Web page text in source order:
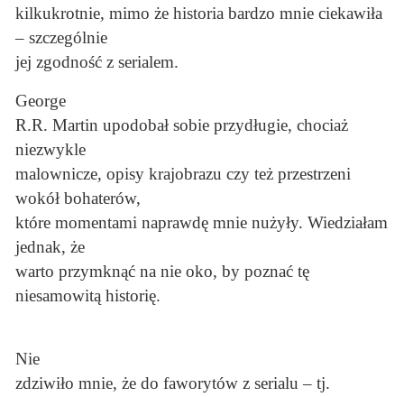
kilkukrotnie, mimo że historia bardzo mnie ciekawiła
– szczególnie
jej zgodność z serialem.
George
R.R. Martin upodobał sobie przydługie, chociaż
niezwykle
malownicze, opisy krajobrazu czy też przestrzeni
wokół bohaterów,
które momentami naprawdę mnie nużyły. Wiedziałam
jednak, że
warto przymknąć na nie oko, by poznać tę
niesamowitą historię.
Nie
zdziwiło mnie, że do faworytów z serialu – tj.